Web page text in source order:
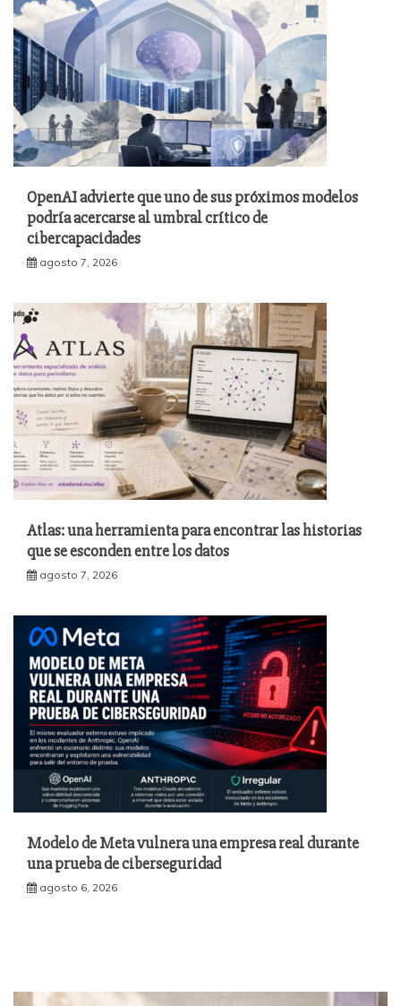
OpenAI advierte que uno de sus próximos modelos
podría acercarse al umbral crítico de
cibercapacidades
agosto 7, 2026
Atlas: una herramienta para encontrar las historias
que se esconden entre los datos
agosto 7, 2026
Modelo de Meta vulnera una empresa real durante
una prueba de ciberseguridad
agosto 6, 2026